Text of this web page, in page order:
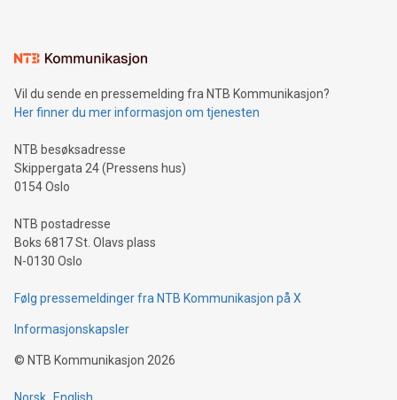
Vil du sende en pressemelding fra NTB Kommunikasjon?
Her finner du mer informasjon om tjenesten
NTB besøksadresse
Skippergata 24 (Pressens hus)
0154 Oslo
NTB postadresse
Boks 6817 St. Olavs plass
N-0130 Oslo
Følg pressemeldinger fra NTB Kommunikasjon på X
Informasjonskapsler
© NTB Kommunikasjon 2026
Norsk English